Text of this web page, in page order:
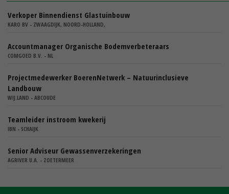
Verkoper Binnendienst Glastuinbouw
KARO BV - ZWAAGDIJK, NOORD-HOLLAND,
Accountmanager Organische Bodemverbeteraars
COMGOED B.V. - NL
Projectmedewerker BoerenNetwerk – Natuurinclusieve
Landbouw
WIJ.LAND - ABCOUDE
Teamleider instroom kwekerij
IBN - SCHAIJK
Senior Adviseur Gewassenverzekeringen
AGRIVER U.A. - ZOETERMEER